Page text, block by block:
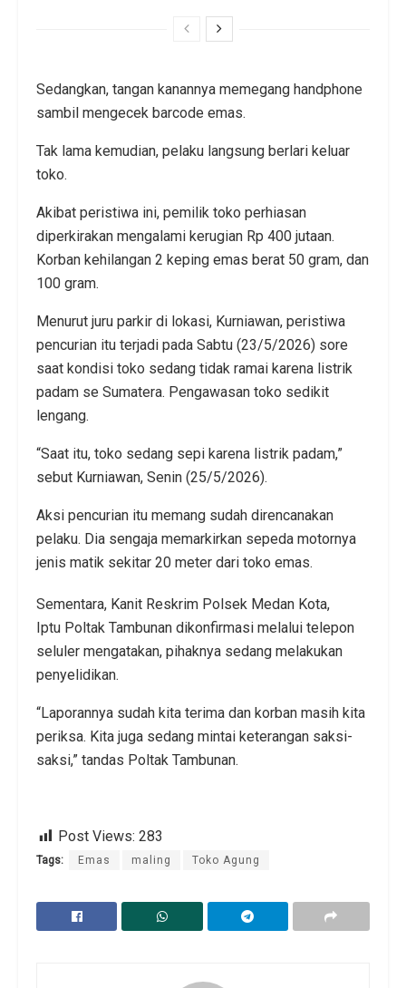
Sedangkan, tangan kanannya memegang handphone
sambil mengecek barcode emas.
Tak lama kemudian, pelaku langsung berlari keluar
toko.
Akibat peristiwa ini, pemilik toko perhiasan
diperkirakan mengalami kerugian Rp 400 jutaan.
Korban kehilangan 2 keping emas berat 50 gram, dan
100 gram.
Menurut juru parkir di lokasi, Kurniawan, peristiwa
pencurian itu terjadi pada Sabtu (23/5/2026) sore
saat kondisi toko sedang tidak ramai karena listrik
padam se Sumatera. Pengawasan toko sedikit
lengang.
“Saat itu, toko sedang sepi karena listrik padam,”
sebut Kurniawan, Senin (25/5/2026).
Aksi pencurian itu memang sudah direncanakan
pelaku. Dia sengaja memarkirkan sepeda motornya
jenis matik sekitar 20 meter dari toko emas.
Sementara, Kanit Reskrim Polsek Medan Kota,
Iptu Poltak Tambunan dikonfirmasi melalui telepon
seluler mengatakan, pihaknya sedang melakukan
penyelidikan.
“Laporannya sudah kita terima dan korban masih kita
periksa. Kita juga sedang mintai keterangan saksi-
saksi,” tandas Poltak Tambunan.
Post Views: 283
Tags: Emas maling Toko Agung